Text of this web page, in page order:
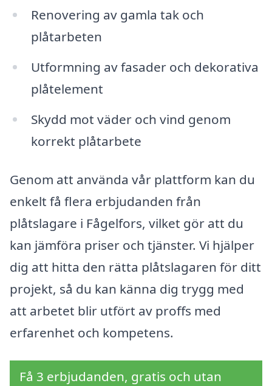
Renovering av gamla tak och
plåtarbeten
Utformning av fasader och dekorativa
plåtelement
Skydd mot väder och vind genom
korrekt plåtarbete
Genom att använda vår plattform kan du
enkelt få flera erbjudanden från
plåtslagare i Fågelfors, vilket gör att du
kan jämföra priser och tjänster. Vi hjälper
dig att hitta den rätta plåtslagaren för ditt
projekt, så du kan känna dig trygg med
att arbetet blir utfört av proffs med
erfarenhet och kompetens.
Få 3 erbjudanden, gratis och utan